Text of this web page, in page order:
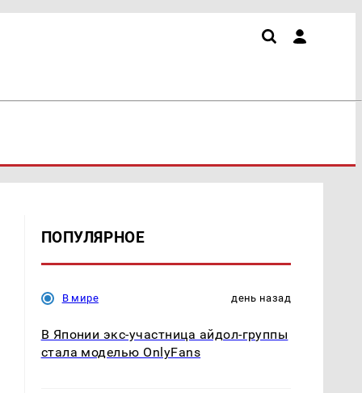
ПОПУЛЯРНОЕ
В мире день назад
В Японии экс-участница айдол-группы
стала моделью OnlyFans